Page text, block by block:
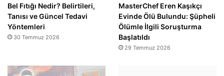
Bel Fıtığı Nedir? Belirtileri,
Tanısı ve Güncel Tedavi
Yöntemleri
30 Temmuz 2026
MasterChef Eren Kaşıkçı
Evinde Ölü Bulundu: Şüpheli
Ölümle İlgili Soruşturma
Başlatıldı
29 Temmuz 2026